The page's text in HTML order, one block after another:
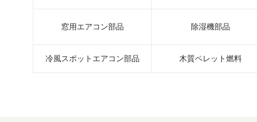
窓用エアコン部品 除湿機部品
冷風スポットエアコン部品 木質ペレット燃料